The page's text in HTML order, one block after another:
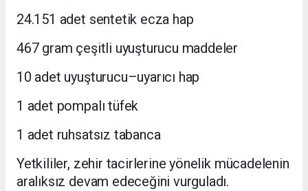
24.151 adet sentetik ecza hap
467 gram çeşitli uyuşturucu maddeler
10 adet uyuşturucu–uyarıcı hap
1 adet pompalı tüfek
1 adet ruhsatsız tabanca
Yetkililer, zehir tacirlerine yönelik mücadelenin
aralıksız devam edeceğini vurguladı.